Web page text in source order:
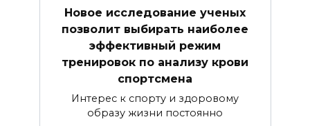
Новое исследование ученых
позволит выбирать наиболее
эффективный режим
тренировок по анализу крови
спортсмена
Интерес к спорту и здоровому
образу жизни постоянно